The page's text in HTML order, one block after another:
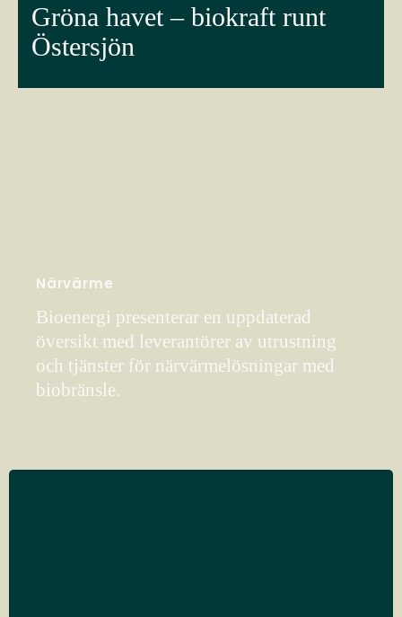
Gröna havet – biokraft runt
Östersjön
Närvärme
Bioenergi presenterar en uppdaterad
översikt med leverantörer av utrustning
och tjänster för närvärmelösningar med
biobränsle.